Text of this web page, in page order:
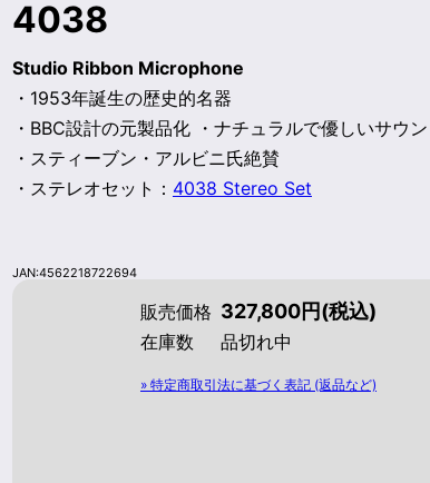
4038
Studio Ribbon Microphone
・1953年誕生の歴史的名器
・BBC設計の元製品化 ・ナチュラルで優しいサウン
・スティーブン・アルビニ氏絶賛
・ステレオセット： 4038 Stereo Set
JAN:4562218722694
販売価格 327,800円(税込)
在庫数 品切れ中
» 特定商取引法に基づく表記 (返品など)